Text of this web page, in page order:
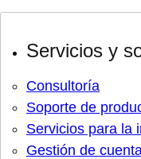
Servicios y
Consultoría
Soporte de
Servicios para la
Gestión de